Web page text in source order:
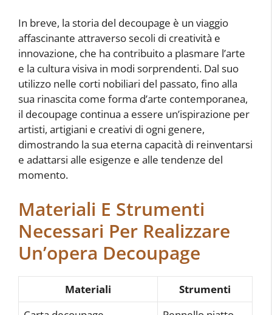
In breve, la storia del decoupage è un viaggio
affascinante attraverso secoli di creatività e
innovazione, che ha contribuito a plasmare l’arte
e la cultura visiva in modi sorprendenti. Dal suo
utilizzo nelle corti nobiliari del passato, fino alla
sua rinascita come forma d’arte contemporanea,
il decoupage continua a essere un’ispirazione per
artisti, artigiani e creativi di ogni genere,
dimostrando la sua eterna capacità di reinventarsi
e adattarsi alle esigenze e alle tendenze del
momento.
Materiali E Strumenti
Necessari Per Realizzare
Un’opera Decoupage
Materiali
Strumenti